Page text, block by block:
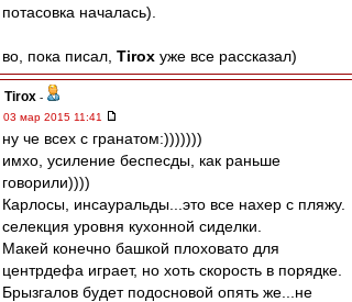
потасовка началась).
во, пока писал, Tirox уже все рассказал)
Tirox -
03 мар 2015 11:41
ну че всех с гранатом:)))))))
имхо, усиление беспесды, как раньше
говорили))))
Карлосы, инсауральды...это все нахер с пляжу.
селекция уровня кухонной сиделки.
Макей конечно башкой плоховато для
центрдефа играет, но хоть скорость в порядке.
Брызгалов будет подосновой опять же...не